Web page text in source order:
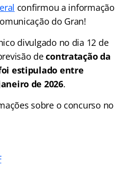
confirmou a informação
do Gran!
divulgado no dia 12 de
decontratação da
estipulado entre
de 2026.
sobre o concurso no